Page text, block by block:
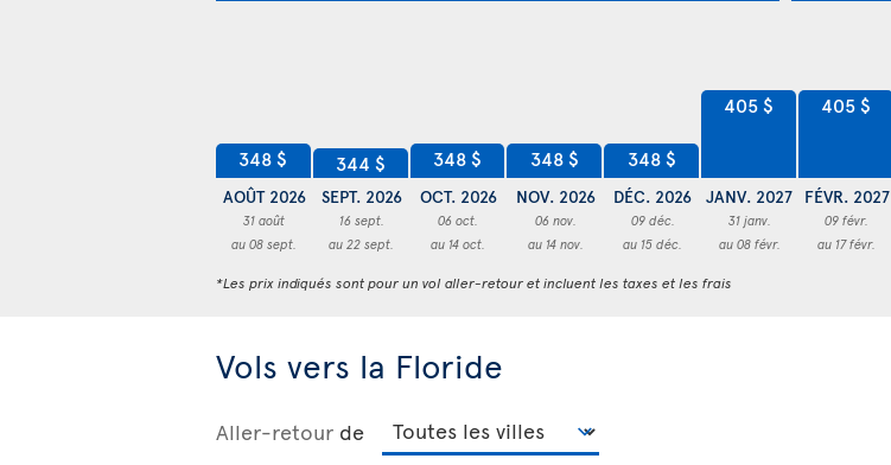
348 $
AOÛT 2026
31 août
au 08 sept.
344 $
SEPT. 2026
16 sept.
au 22 sept.
348 $
OCT. 2026
06 oct.
au 14 oct.
348 $
NOV. 2026
06 nov.
au 14 nov.
348 $
DÉC. 2026
09 déc.
au 15 déc.
405 $
JANV. 2027
31 janv.
au 08 févr.
405 $
FÉVR. 2027
09 févr.
au 17 févr.
*Les prix indiqués sont pour un vol aller-retour et incluent les taxes et les frais
Vols vers la Floride
Aller-retour de